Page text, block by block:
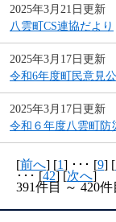
2025年3月21日更新
八雲町CS連協だより
2025年3月17日更新
令和6年度町民意見
2025年3月17日更新
令和６年度八雲町防
[前へ] [1] ･･･ [9] [
･･･ [42] [次へ]
391件目 ～ 420件